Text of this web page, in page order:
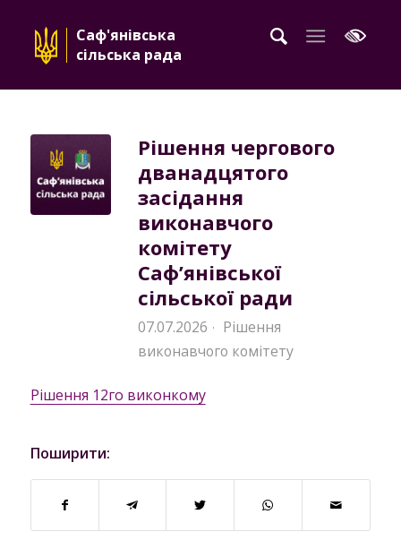
Саф'янівська
сільська рада
Рішення чергового
дванадцятого
засідання
виконавчого
комітету
Саф’янівської
сільської ради
07.07.2026 · Рішення
виконавчого комітету
Рішення 12го виконкому
Поширити: